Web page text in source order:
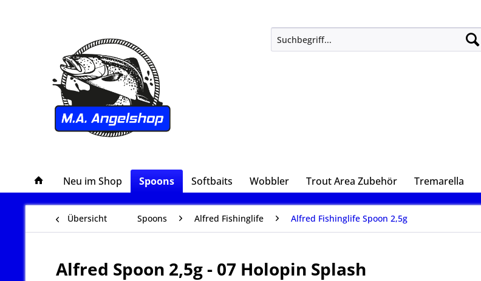
Neu im Shop Spoons Softbaits Wobbler Trout Area Zubehör Tremarella
Übersicht Spoons Alfred Fishinglife Alfred Fishinglife Spoon 2,5g
Alfred Spoon 2,5g - 07 Holopin Splash